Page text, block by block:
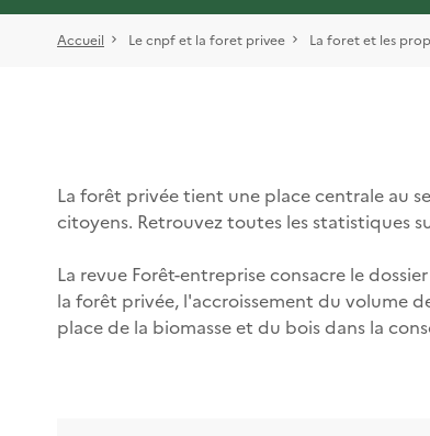
Accueil Le cnpf et la foret privee La foret et les
La forêt privée tient une place centrale au
citoyens. Retrouvez toutes les statistiques
La revue Forêt-entreprise consacre le
la forêt privée, l'accroissement du volume
place de la biomasse et du bois dans la